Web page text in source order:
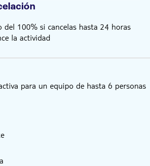
juego, iniciará sesión y, a continuación,
incluirá 15 acertijos y tareas.
del 100% si cancelas hasta 24 horas
la actividad
para un equipo de hasta 6 personas